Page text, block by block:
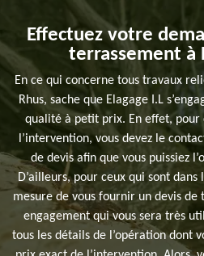
Effectuez votre
terrassement à
En ce qui concerne tous travaux
Rhus, sache que Elagage I.L
qualité à petit prix. En effet,
l’intervention, vous devez le
de devis afin que vous puissiez
D’ailleurs, pour ceux qui sont dans
mesure de vous fournir un devis
engagement qui vous sera très
tous les détails de l’opération dont